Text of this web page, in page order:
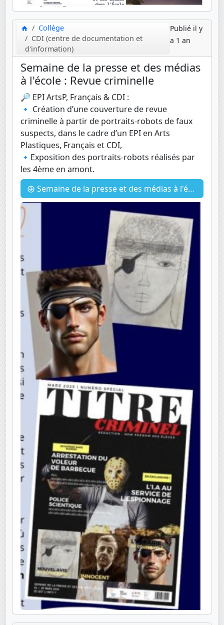
Collège
CDI (centre de documentation et
d'information)
Publié il y
a 1 an
Semaine de la presse et des médias
à l'école : Revue criminelle
🔎 EPI ArtsP, Français & CDI :
🔹 Création d’une couverture de revue
criminelle à partir de portraits-robots de faux
suspects, dans le cadre d’un EPI en Arts
Plastiques, Français et CDI,
🔹Exposition des portraits-robots réalisés par
les 4ème en amont.
Semaine de la presse et des médias à l'école : Revue criminelle